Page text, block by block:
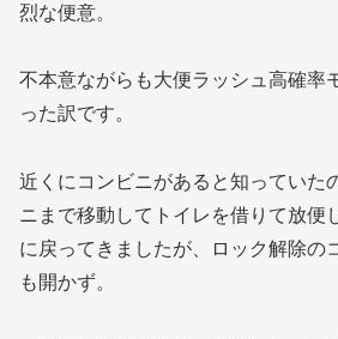
烈な便意。
不本意ながらも大便ラッシュ高確率
った訳です。
近くにコンビニがあると知っていた
ニまで移動してトイレを借りて放便
に戻ってきましたが、ロック解除の
も開かず。